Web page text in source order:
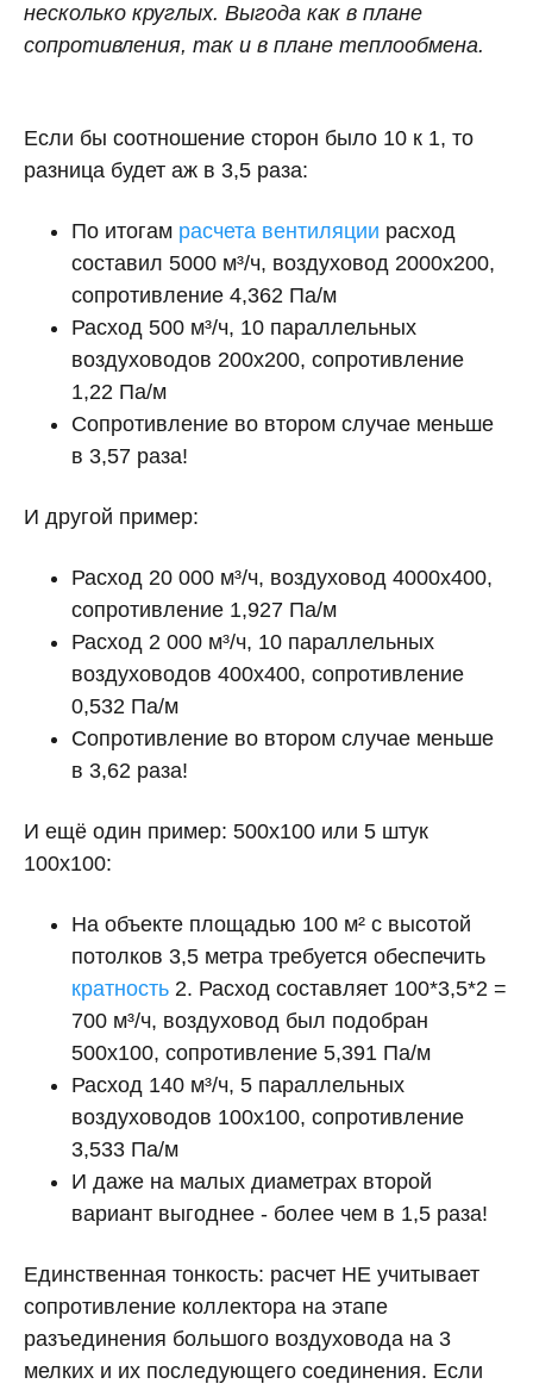
несколько круглых. Выгода как в плане
сопротивления, так и в плане теплообмена.
Если бы соотношение сторон было 10 к 1, то
разница будет аж в 3,5 раза:
По итогам расчета вентиляции расход
составил 5000 м³/ч, воздуховод 2000х200,
сопротивление 4,362 Па/м
Расход 500 м³/ч, 10 параллельных
воздуховодов 200х200, сопротивление
1,22 Па/м
Сопротивление во втором случае меньше
в 3,57 раза!
И другой пример:
Расход 20 000 м³/ч, воздуховод 4000х400,
сопротивление 1,927 Па/м
Расход 2 000 м³/ч, 10 параллельных
воздуховодов 400х400, сопротивление
0,532 Па/м
Сопротивление во втором случае меньше
в 3,62 раза!
И ещё один пример: 500х100 или 5 штук
100х100:
На объекте площадью 100 м² с высотой
потолков 3,5 метра требуется обеспечить
кратность 2. Расход составляет 100*3,5*2 =
700 м³/ч, воздуховод был подобран
500х100, сопротивление 5,391 Па/м
Расход 140 м³/ч, 5 параллельных
воздуховодов 100х100, сопротивление
3,533 Па/м
И даже на малых диаметрах второй
вариант выгоднее - более чем в 1,5 раза!
Единственная тонкость: расчет НЕ учитывает
сопротивление коллектора на этапе
разъединения большого воздуховода на 3
мелких и их последующего соединения. Если